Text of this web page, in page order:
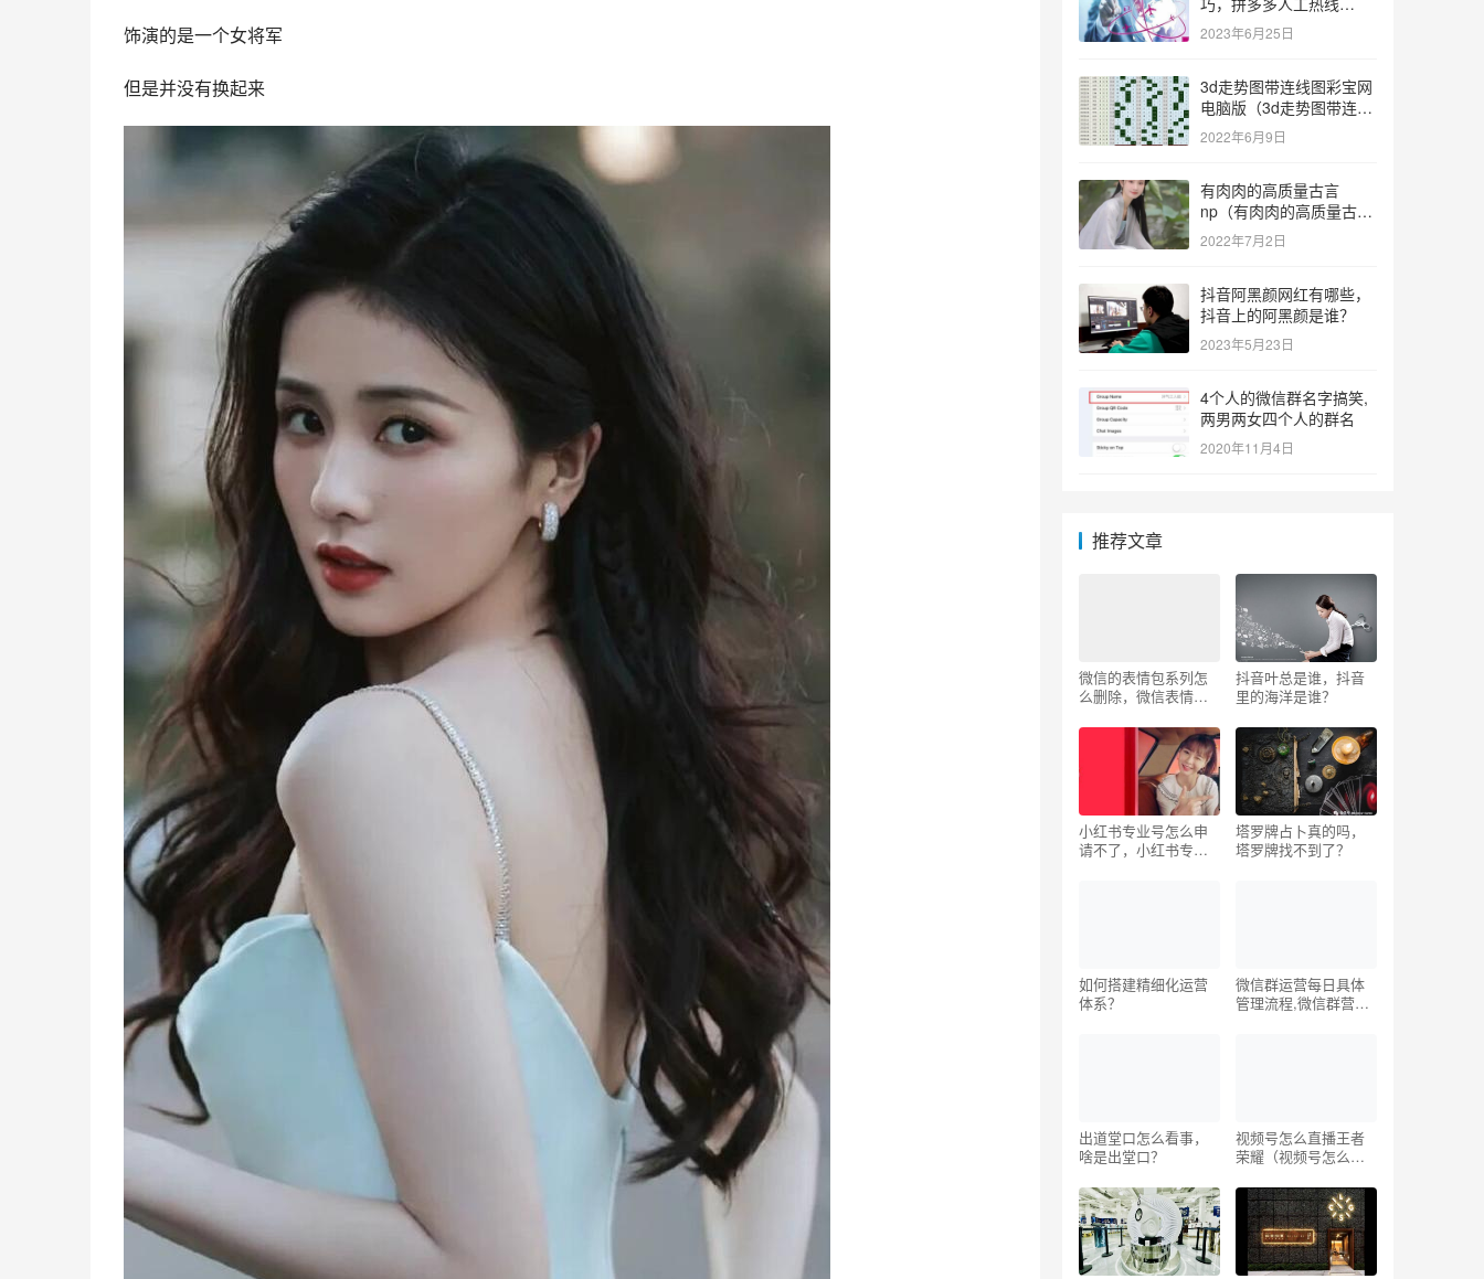
饰演的是一个女将军
但是并没有换起来
9541344？
2023年6月25日
3d走势图带连线图彩宝网
电脑版（3d走势图带连线
图彩宝网手机版）
2022年6月9日
有肉肉的高质量古言
np（有肉肉的高质量古言
np推荐）
2022年7月2日
抖音阿黑颜网红有哪些，
抖音上的阿黑颜是谁？
2023年5月23日
4个人的微信群名字搞笑,
两男两女四个人的群名
2020年11月4日
推荐文章
微信的表情包系列怎
么删除，微信表情包
抖音叶总是谁，抖音
里的海洋是谁？
小红书专业号怎么申
请不了，小红书专业
塔罗牌占卜真的吗，
塔罗牌找不到了？
如何搭建精细化运营
体系？
微信群运营每日具体
管理流程,微信群营销
出道堂口怎么看事，
啥是出堂口？
视频号怎么直播王者
荣耀（视频号怎么直